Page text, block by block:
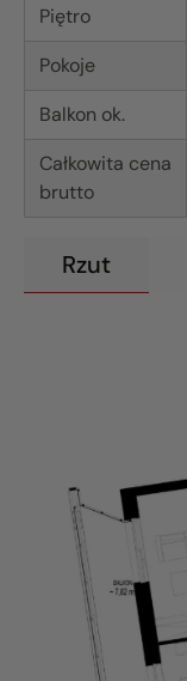
Piętro
Pokoje
Balkon ok.
Całkowita cena
brutto
Rzut